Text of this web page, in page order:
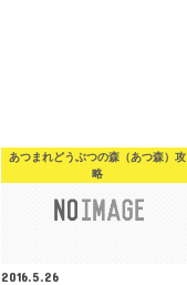
あつまれどうぶつの森（あつ森）攻
略
2016.5.26